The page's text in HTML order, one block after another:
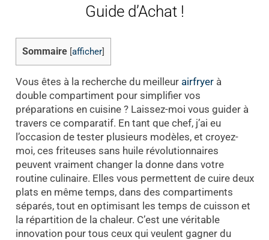
Guide d’Achat !
Sommaire afficher]
Vous êtes à la recherche du meilleur airfryerà
double compartiment pour simplifier vos
préparations en cuisine ? Laissez-moi vous guider à
travers ce comparatif. En tant que chef, j’ai eu
l’occasion de tester plusieurs modèles, et croyez-
moi, ces friteuses sans huile révolutionnaires
peuvent vraiment changer la donne dans votre
routine culinaire. Elles vous permettent de cuire deux
plats en même temps, dans des compartiments
séparés, tout en optimisant les temps de cuisson et
la répartition de la chaleur. C’est une véritable
innovation pour tous ceux qui veulent gagner du